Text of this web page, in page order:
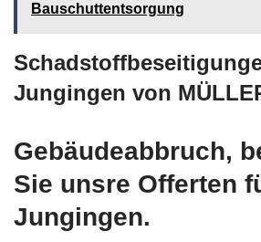
Bauschuttentsorgung
Jungingen von
Gebäudeabbruch,
Sie unsre Offerten
Jungingen.